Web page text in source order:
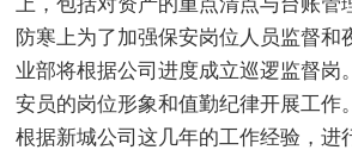
防寒上为了加强保安岗位人员监督和
业部将根据公司进度成立巡逻监督岗
安员的岗位形象和值勤纪律开展工作
根据新城公司这几年的工作经验，进